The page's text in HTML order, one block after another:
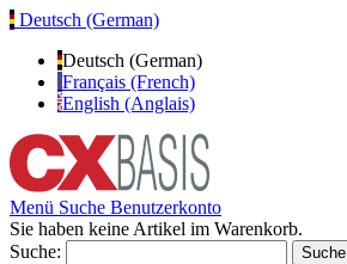
Deutsch (German)
Deutsch (German)
Français (French)
English (Anglais)
Menü Suche Benutzerkonto
Sie haben keine Artikel im Warenkorb.
Suche:
Suche